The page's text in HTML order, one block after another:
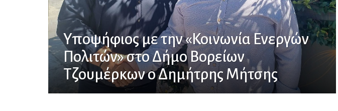
Υποψήφιος με την «Κοινωνία Ενεργών
Πολιτών» στο Δήμο Βορείων
Τζουμέρκων ο Δημήτρης Μήτσης